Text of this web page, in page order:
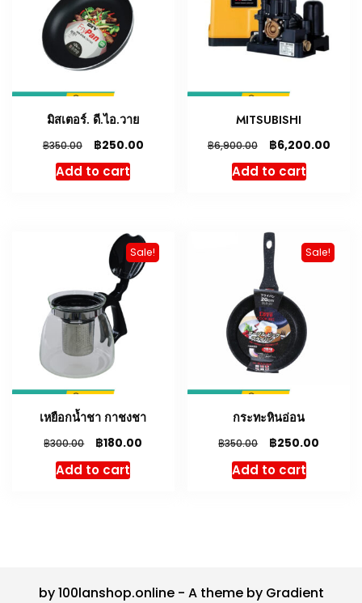
มิสเตอร์. ดี.ไอ.วาย
฿350.00 ฿250.00
Add to cart
MITSUBISHI
฿6,900.00 ฿6,200.00
Add to cart
Sale!
เหยือกน้ำชา กาชงชา
฿300.00 ฿180.00
Add to cart
Sale!
กระทะหินอ่อน
฿350.00 ฿250.00
Add to cart
by 100lanshop.online - A theme by Gradient